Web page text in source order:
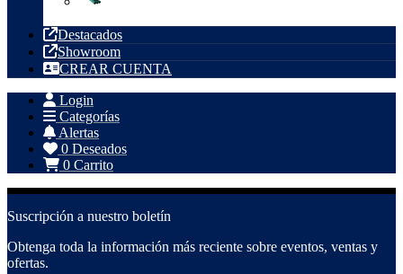
Destacados
Showroom
CREAR CUENTA
Login
Categorías
Alertas
0 Deseados
0 Carrito
Suscripción a nuestro boletín
Obtenga toda la información más reciente sobre eventos, ventas y
ofertas.